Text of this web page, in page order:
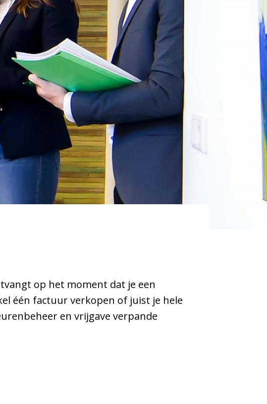
op het moment dat je een
één factuur verkopen of juist je hele
en vrijgave verpande